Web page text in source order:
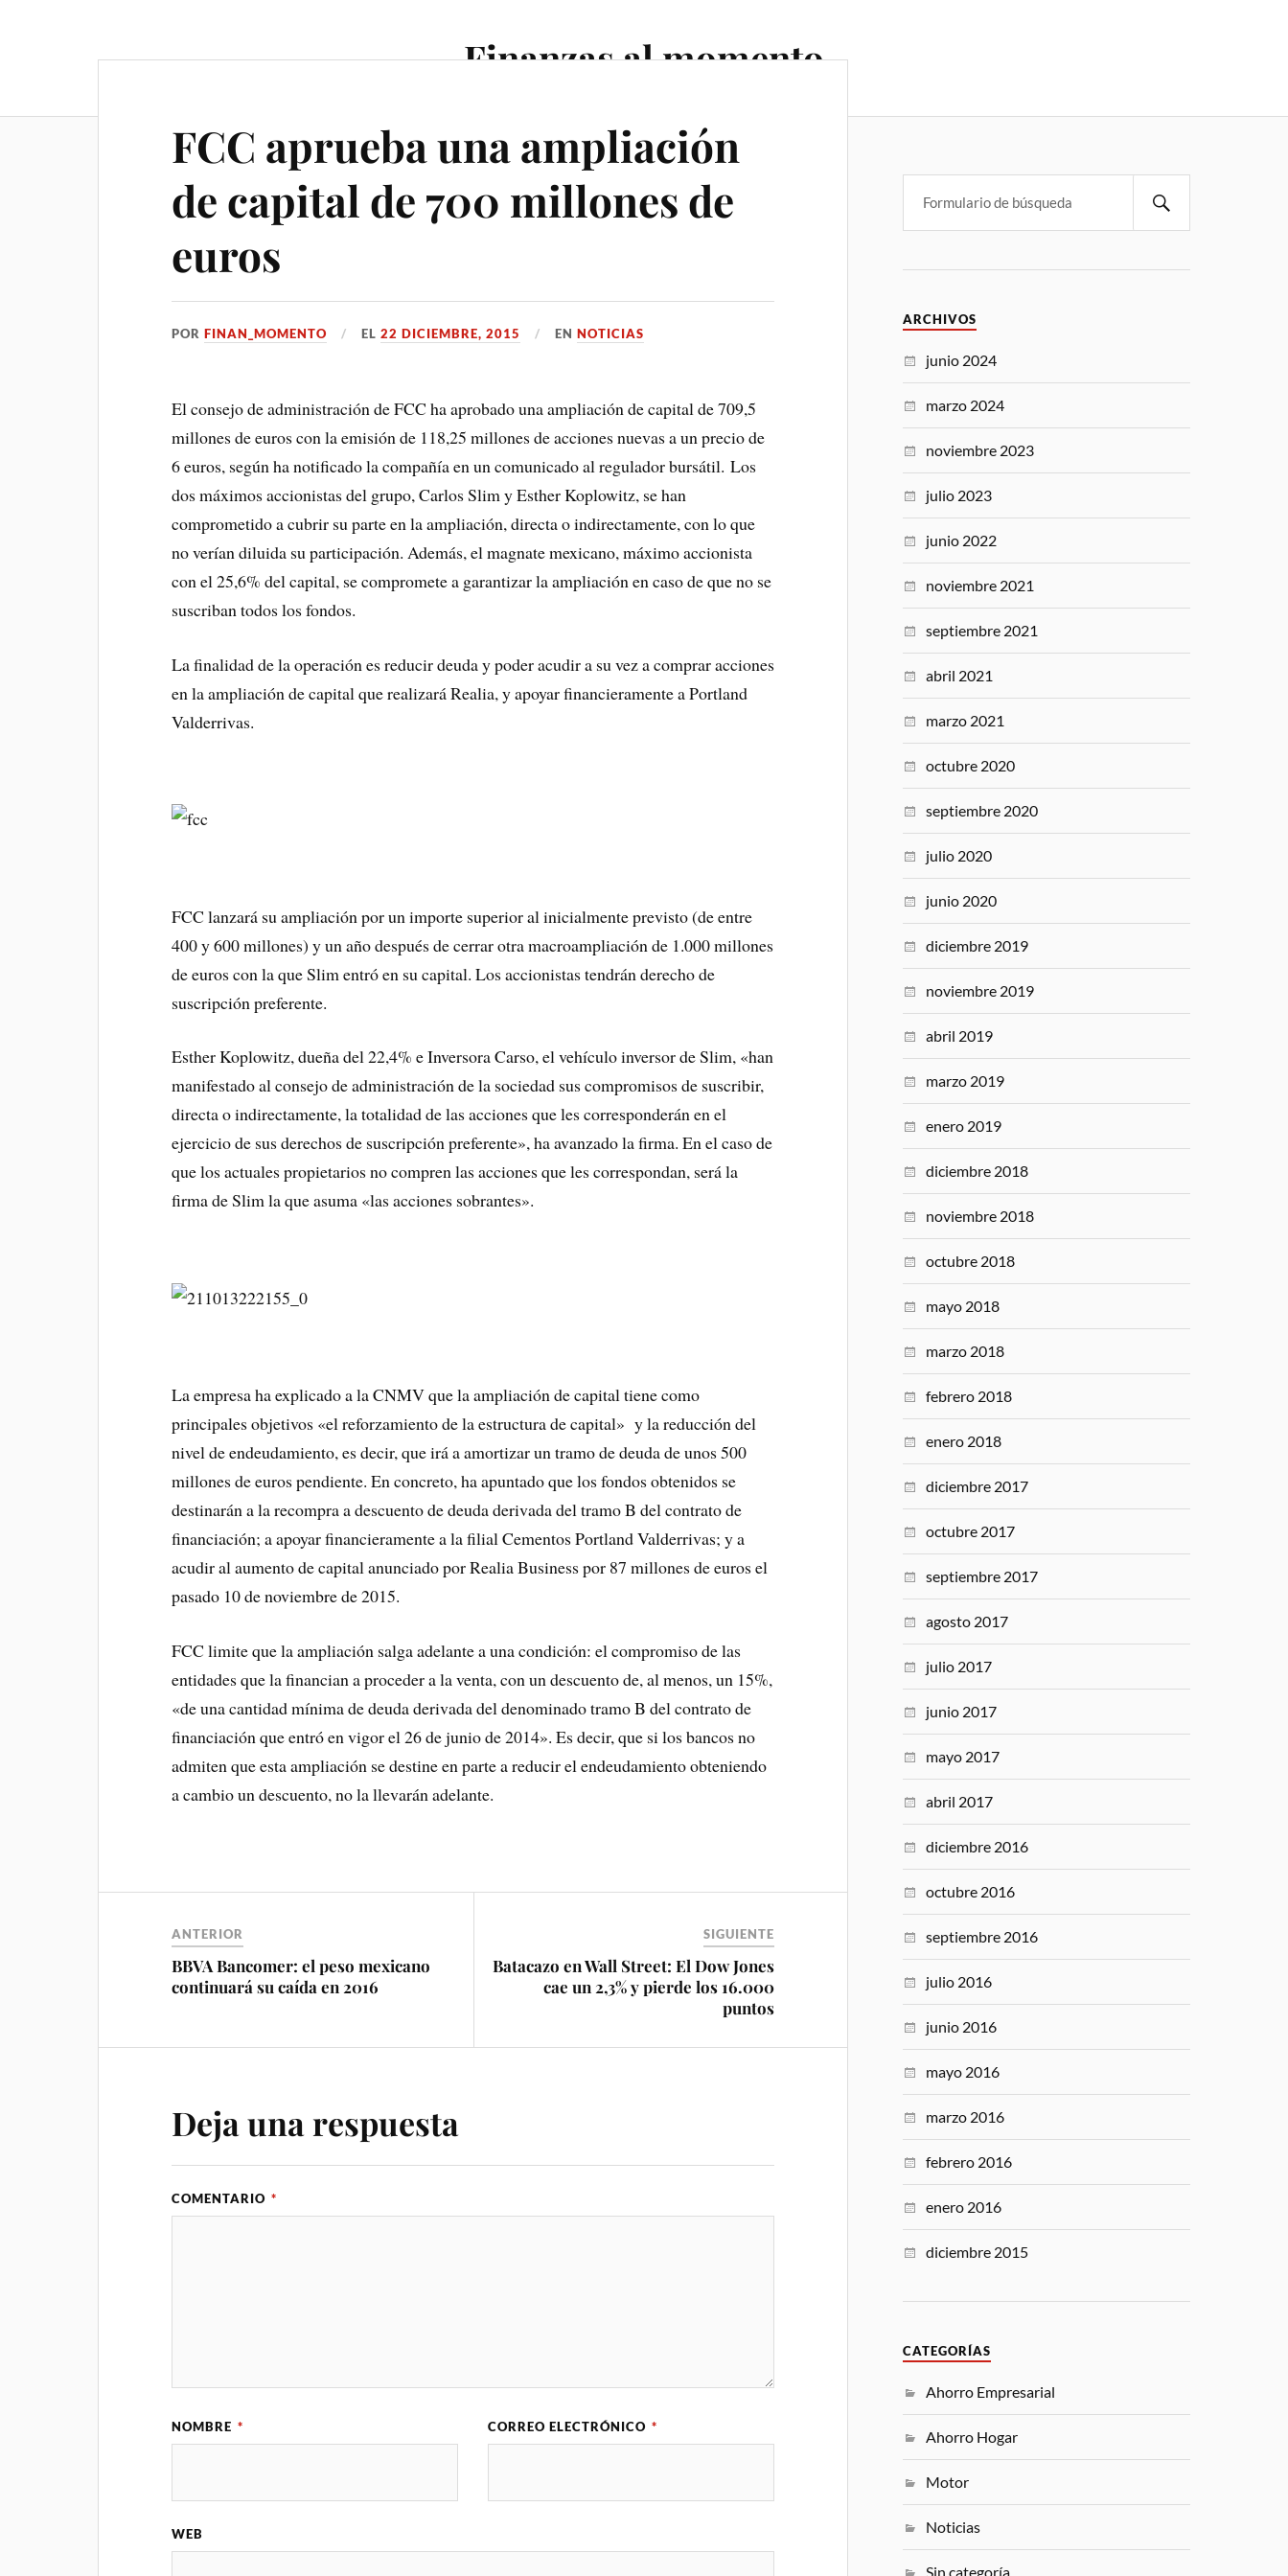
Finanzas al momento
FCC aprueba una ampliación
de capital de 700 millones de
euros
PORFINAN_MOMENTO EL22 DICIEMBRE, 2015 ENNOTICIAS
El consejo de administración de FCC ha aprobado una ampliación de capital de 709,5
millones de euros con la emisión de 118,25 millones de acciones nuevas a un precio de
6 euros, según ha notificado la compañía en un comunicado al regulador bursátil. Los
dos máximos accionistas del grupo, Carlos Slim y Esther Koplowitz, se han
comprometido a cubrir su parte en la ampliación, directa o indirectamente, con lo que
no verían diluida su participación. Además, el magnate mexicano, máximo accionista
con el 25,6% del capital, se compromete a garantizar la ampliación en caso de que no se
suscriban todos los fondos.
La finalidad de la operación es reducir deuda y poder acudir a su vez a comprar acciones
en la ampliación de capital que realizará Realia, y apoyar financieramente a Portland
Valderrivas.
FCC lanzará su ampliación por un importe superior al inicialmente previsto (de entre
400 y 600 millones) y un año después de cerrar otra macroampliación de 1.000 millones
de euros con la que Slim entró en su capital. Los accionistas tendrán derecho de
suscripción preferente.
Esther Koplowitz, dueña del 22,4% e Inversora Carso, el vehículo inversor de Slim, «han
manifestado al consejo de administración de la sociedad sus compromisos de suscribir,
directa o indirectamente, la totalidad de las acciones que les corresponderán en el
ejercicio de sus derechos de suscripción preferente», ha avanzado la firma. En el caso de
que los actuales propietarios no compren las acciones que les correspondan, será la
firma de Slim la que asuma «las acciones sobrantes».
La empresa ha explicado a la CNMV que la ampliación de capital tiene como
principales objetivos «el reforzamiento de la estructura de capital» y la reducción del
nivel de endeudamiento, es decir, que irá a amortizar un tramo de deuda de unos 500
millones de euros pendiente. En concreto, ha apuntado que los fondos obtenidos se
destinarán a la recompra a descuento de deuda derivada del tramo B del contrato de
financiación; a apoyar financieramente a la filial Cementos Portland Valderrivas; y a
acudir al aumento de capital anunciado por Realia Business por 87 millones de euros el
pasado 10 de noviembre de 2015.
FCC limite que la ampliación salga adelante a una condición: el compromiso de las
entidades que la financian a proceder a la venta, con un descuento de, al menos, un 15%,
«de una cantidad mínima de deuda derivada del denominado tramo B del contrato de
financiación que entró en vigor el 26 de junio de 2014». Es decir, que si los bancos no
admiten que esta ampliación se destine en parte a reducir el endeudamiento obteniendo
a cambio un descuento, no la llevarán adelante.
ANTERIOR
BBVA Bancomer: el peso mexicano
continuará su caída en 2016
SIGUIENTE
Batacazo en Wall Street: El Dow Jones
cae un 2,3% y pierde los 16.000
puntos
Deja una respuesta
COMENTARIO *
NOMBRE * CORREO ELECTRÓNICO *
WEB
ARCHIVOS
junio 2024
marzo 2024
noviembre 2023
julio 2023
junio 2022
noviembre 2021
septiembre 2021
abril 2021
marzo 2021
octubre 2020
septiembre 2020
julio 2020
junio 2020
diciembre 2019
noviembre 2019
abril 2019
marzo 2019
enero 2019
diciembre 2018
noviembre 2018
octubre 2018
mayo 2018
marzo 2018
febrero 2018
enero 2018
diciembre 2017
octubre 2017
septiembre 2017
agosto 2017
julio 2017
junio 2017
mayo 2017
abril 2017
diciembre 2016
octubre 2016
septiembre 2016
julio 2016
junio 2016
mayo 2016
marzo 2016
febrero 2016
enero 2016
diciembre 2015
CATEGORÍAS
Ahorro Empresarial
Ahorro Hogar
Motor
Noticias
Sin categoría